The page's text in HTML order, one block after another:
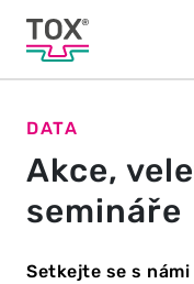
Akce,
semináře
DATA
Setkejte se s